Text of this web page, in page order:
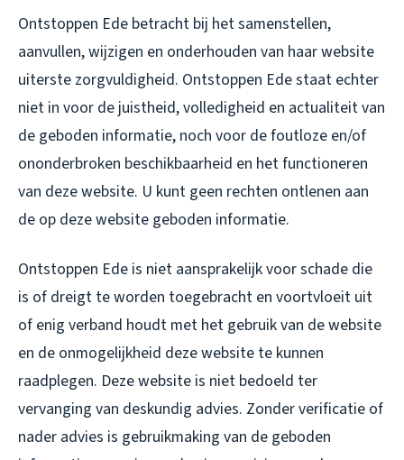
Ontstoppen Ede betracht bij het samenstellen,
aanvullen, wijzigen en onderhouden van haar website
uiterste zorgvuldigheid. Ontstoppen Ede staat echter
niet in voor de juistheid, volledigheid en actualiteit van
de geboden informatie, noch voor de foutloze en/of
ononderbroken beschikbaarheid en het functioneren
van deze website. U kunt geen rechten ontlenen aan
de op deze website geboden informatie.
Ontstoppen Ede is niet aansprakelijk voor schade die
is of dreigt te worden toegebracht en voortvloeit uit
of enig verband houdt met het gebruik van de website
en de onmogelijkheid deze website te kunnen
raadplegen. Deze website is niet bedoeld ter
vervanging van deskundig advies. Zonder verificatie of
nader advies is gebruikmaking van de geboden